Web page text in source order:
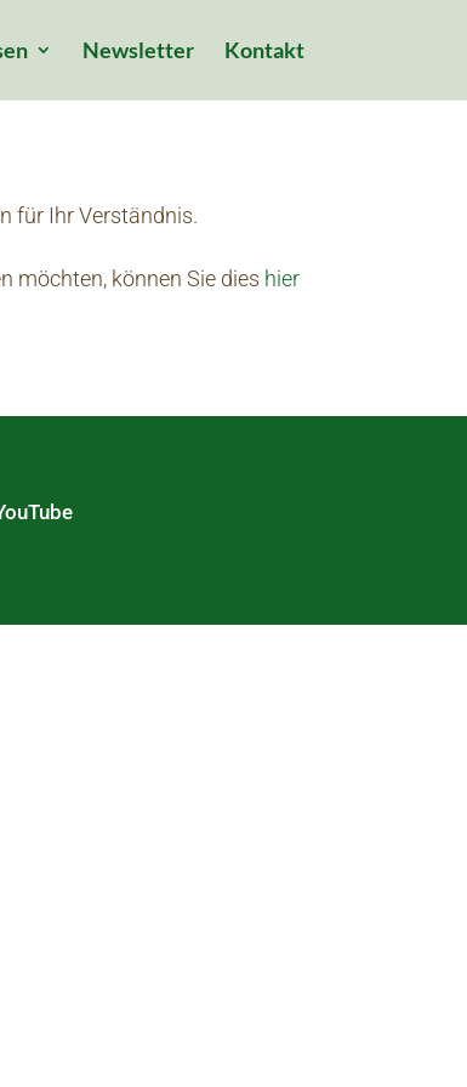
Newsletter Kontakt
für Ihr Verständnis.
möchten, können Sie dies hier